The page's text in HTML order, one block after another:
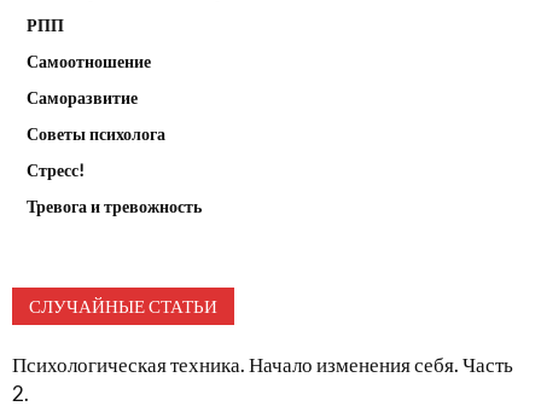
РПП
Самоотношение
Саморазвитие
Советы психолога
Стресс!
Тревога и тревожность
СЛУЧАЙНЫЕ СТАТЬИ
Психологическая техника. Начало изменения себя. Часть
2.